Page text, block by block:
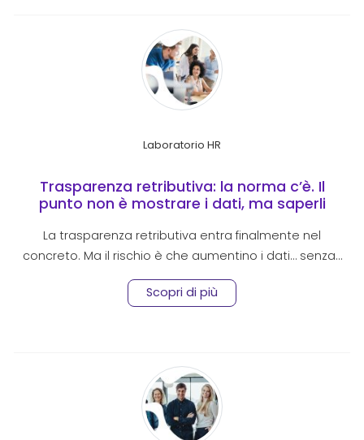
Laboratorio HR
Trasparenza retributiva: la norma c’è. Il
punto non è mostrare i dati, ma saperli
La trasparenza retributiva entra finalmente nel
concreto. Ma il rischio è che aumentino i dati… senza…
Scopri di più